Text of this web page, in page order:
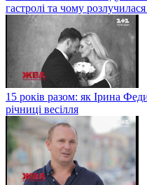
гастролі та чому
15 років разом: як Ірина
річниці весілля